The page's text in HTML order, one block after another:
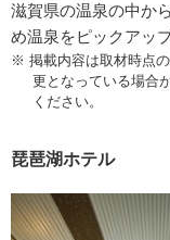
滋賀県の温泉の中か
め温泉をピックアップ
※ 掲載内容は取材時点
更となっている場合
ください。
琵琶湖ホテル